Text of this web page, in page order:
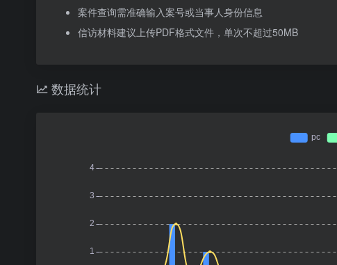
案件查询需准确输入案号或当事人身份信息
信访材料建议上传PDF格式文件，单次不超过50MB
数据统计